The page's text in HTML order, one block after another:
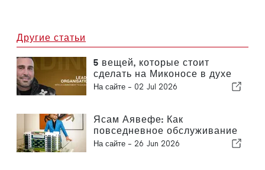
Другие статьи
5 вещей, которые стоит
сделать на Миконосе в духе
концепции «спокойной
На сайте - 02 Jul 2026
Ясам Аявефе: Как
повседневное обслуживание
определяет облик
На сайте - 26 Jun 2026